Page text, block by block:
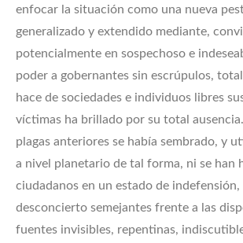
enfocar la situación como una nueva
generalizado y extendido mediante,
potencialmente en sospechoso e
poder a gobernantes sin escrúpulos,
hace de sociedades e individuos libres
víctimas ha brillado por su total
plagas anteriores se había sembrado, y
a nivel planetario de tal forma, ni se han
ciudadanos en un estado de
desconcierto semejantes frente a las
fuentes invisibles, repentinas,